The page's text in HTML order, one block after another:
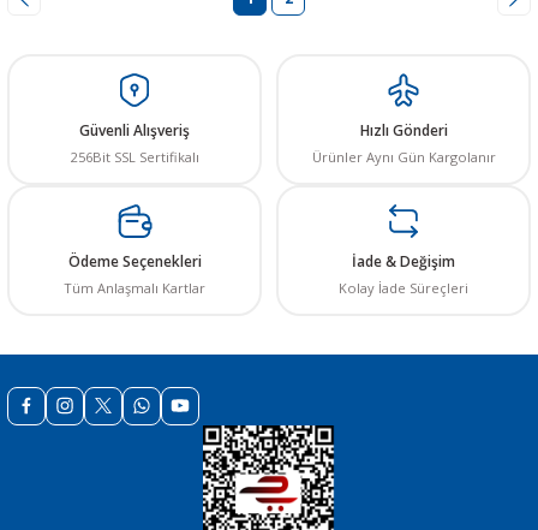
Güvenli Alışveriş
256Bit SSL Sertifikalı
Hızlı Gönderi
Ürünler Aynı Gün Kargolanır
Ödeme Seçenekleri
Tüm Anlaşmalı Kartlar
İade & Değişim
Kolay İade Süreçleri